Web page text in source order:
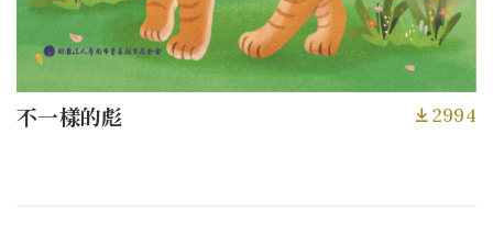
不一樣的彪 2994